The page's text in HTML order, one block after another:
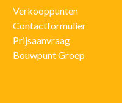
Verkooppunten
Contactformulier
Prijsaanvraag
Bouwpunt Groep